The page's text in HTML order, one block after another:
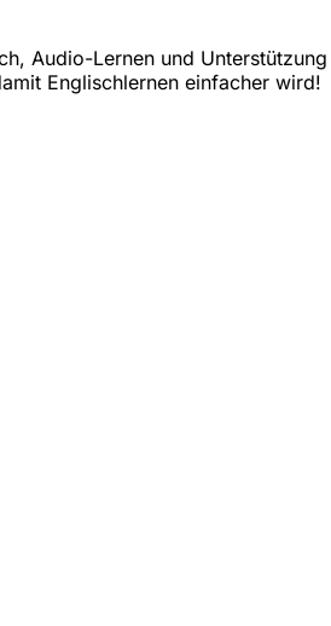
Audio-Lernen und Unterstützung
Englischlernen einfacher wird!